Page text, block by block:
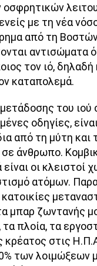
με τη νέα
από τη
αντισώματα
τον ιό,
καταπολεμά.
του
οδηγίες,
από τη μύτη και
άνθρωπο.
οι κλειστοί
ατόμων.
μπαρ ζωντανής
τα πλοία, τα
κρέατος στις
των λοιμώξεων